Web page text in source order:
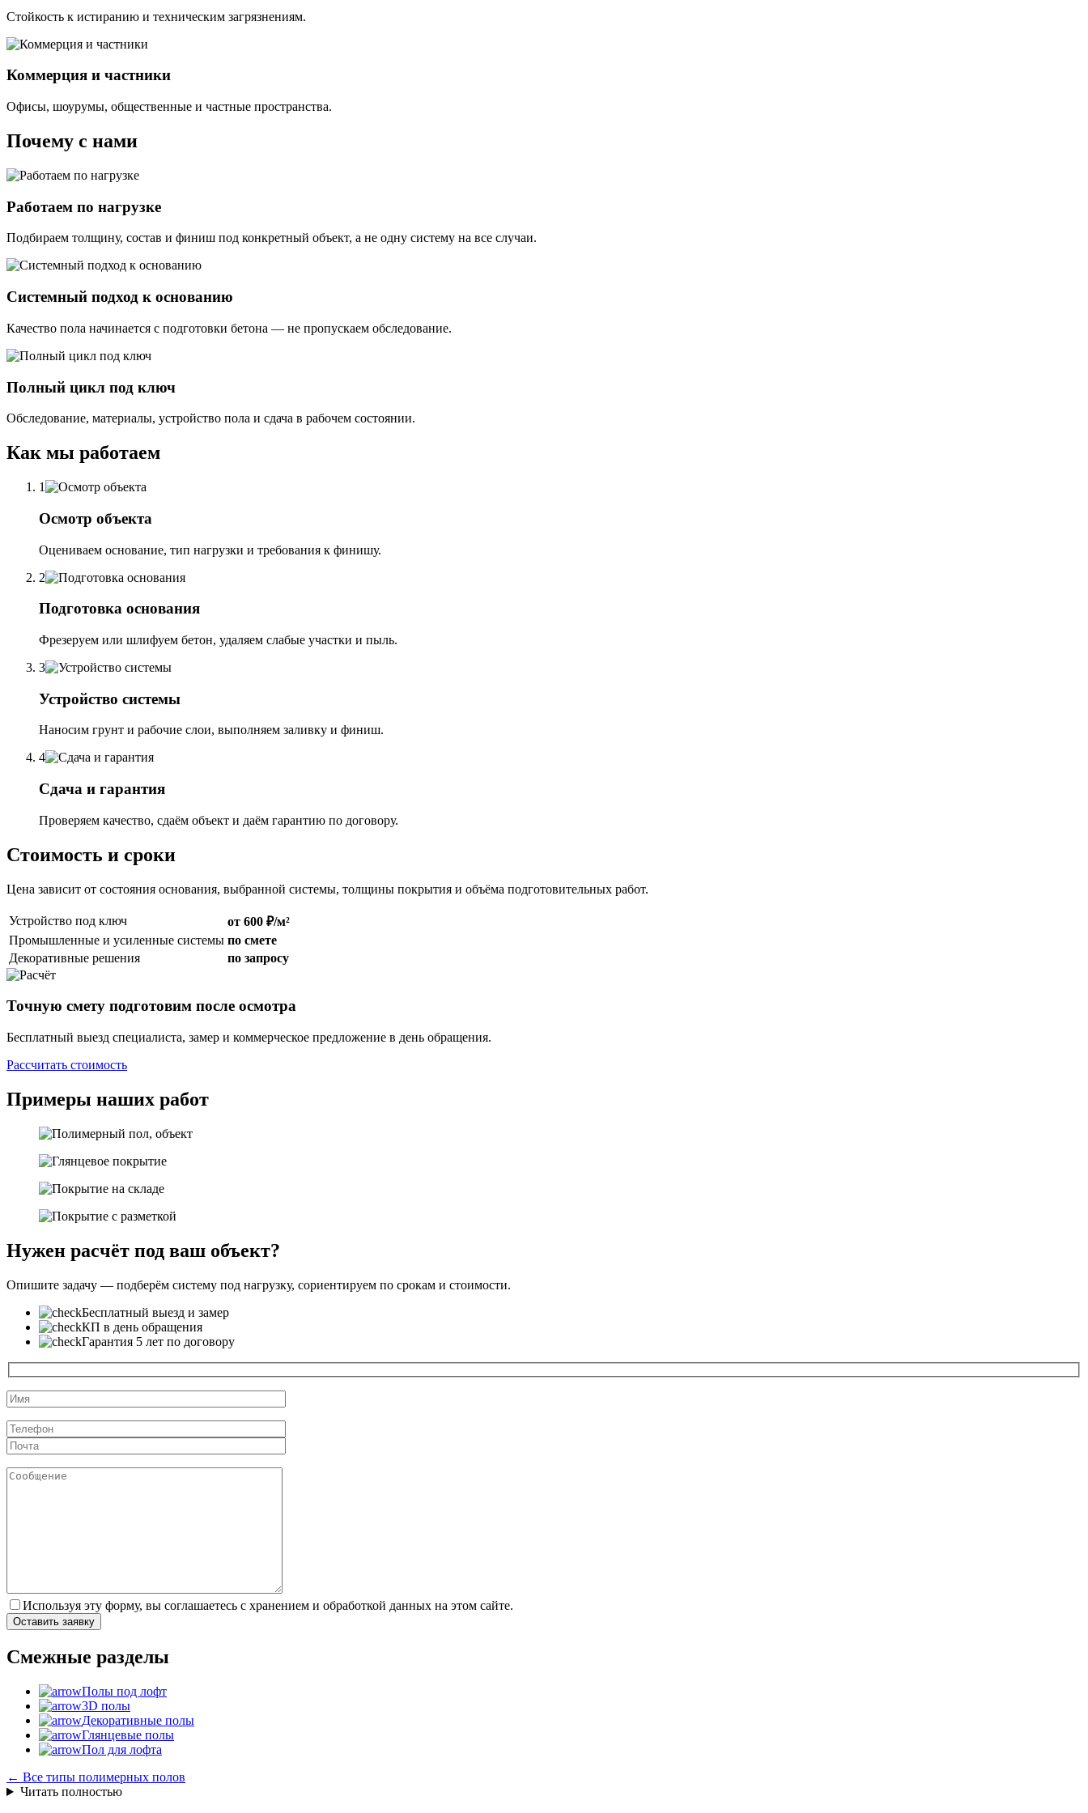
Стойкость к истиранию и техническим загрязнениям.
Коммерция и частники
Офисы, шоурумы, общественные и частные пространства.
Почему с нами
Работаем по нагрузке
Подбираем толщину, состав и финиш под конкретный объект, а не одну систему на все случаи.
Системный подход к основанию
Качество пола начинается с подготовки бетона — не пропускаем обследование.
Полный цикл под ключ
Обследование, материалы, устройство пола и сдача в рабочем состоянии.
Как мы работаем
1
Осмотр объекта
Оцениваем основание, тип нагрузки и требования к финишу.
2
Подготовка основания
Фрезеруем или шлифуем бетон, удаляем слабые участки и пыль.
3
Устройство системы
Наносим грунт и рабочие слои, выполняем заливку и финиш.
4
Сдача и гарантия
Проверяем качество, сдаём объект и даём гарантию по договору.
Стоимость и сроки
Цена зависит от состояния основания, выбранной системы, толщины покрытия и объёма подготовительных работ.
Устройство под ключ
от 600 ₽/м²
Промышленные и усиленные системы по смете
Декоративные решения
по запросу
Точную смету подготовим после осмотра
Бесплатный выезд специалиста, замер и коммерческое предложение в день обращения.
Рассчитать стоимость
Примеры наших работ
Нужен расчёт под ваш объект?
Опишите задачу — подберём систему под нагрузку, сориентируем по срокам и стоимости.
Бесплатный выезд и замер
КП в день обращения
Гарантия 5 лет по договору
Используя эту форму, вы соглашаетесь с хранением и обработкой данных на этом сайте.
Смежные разделы
Полы под лофт
3D полы
Декоративные полы
Глянцевые полы
Пол для лофта
← Все типы полимерных полов
Читать полностью